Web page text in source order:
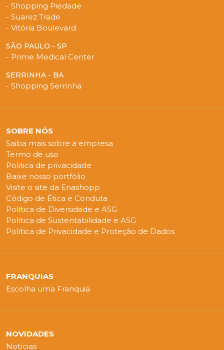
- Shopping Piedade
- Suarez Trade
- Vitória Boulevard
SÃO PAULO - SP
- Prime Medical Center
SERRINHA - BA
- Shopping Serrinha
SOBRE NÓS
Saiba mais sobre a empresa
Termo de uso
Politica de privacidade
Baixe nosso portfólio
Visite o site da Enashopp
Código de Ética e Conduta
Política de Diversidade e ASG
Política de Sustentabilidade e ASG
Política de Privacidade e Proteção de Dados
FRANQUIAS
Escolha uma Franquia
NOVIDADES
Notícias